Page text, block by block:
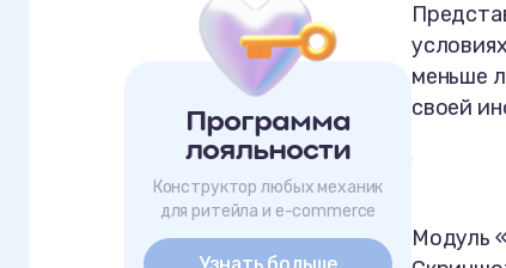
Программа
лояльности
Конструктор любых механик
для ритейла и e-commerce
меньше
своей
Модуль